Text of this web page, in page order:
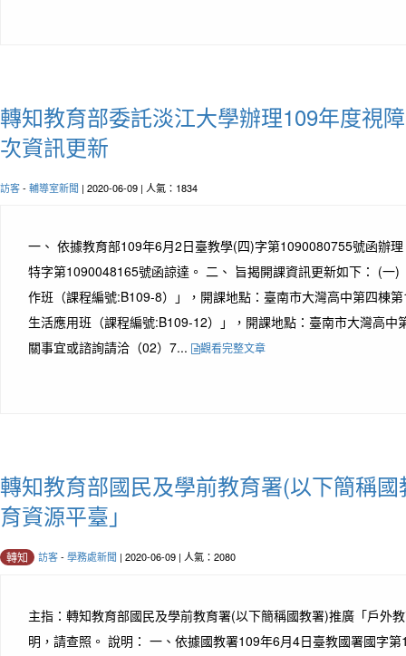
轉知教育部委託淡江大學辦理109年度視
次資訊更新
訪客- 輔導室新聞 | 2020-06-09 | 人氣：1834
一、 依據教育部109年6月2日臺教學(四)字第1090080755號函辦
特字第1090048165號函諒達。 二、 旨揭開課資訊更新如下： (一)
作班（課程編號:B109-8）」，開課地點：臺南市大灣高中第四棟
生活應用班（課程編號:B109-12）」，開課地點：臺南市大灣高中
關事宜或諮詢請洽（02）7...
觀看完整文章
轉知教育部國民及學前教育署(以下簡稱
育資源平臺」
轉知 訪客- 學務處新聞 | 2020-06-09 | 人氣：2080
主指：轉知教育部國民及學前教育署(以下簡稱國教署)推廣「戶外
明，請查照。 說明： 一、依據國教署109年6月4日臺教國署國字